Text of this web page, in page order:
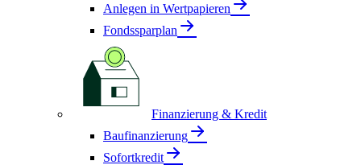
Anlegen in Wertpapieren
Fondssparplan
Finanzierung & Kredit
Baufinanzierung
Sofortkredit